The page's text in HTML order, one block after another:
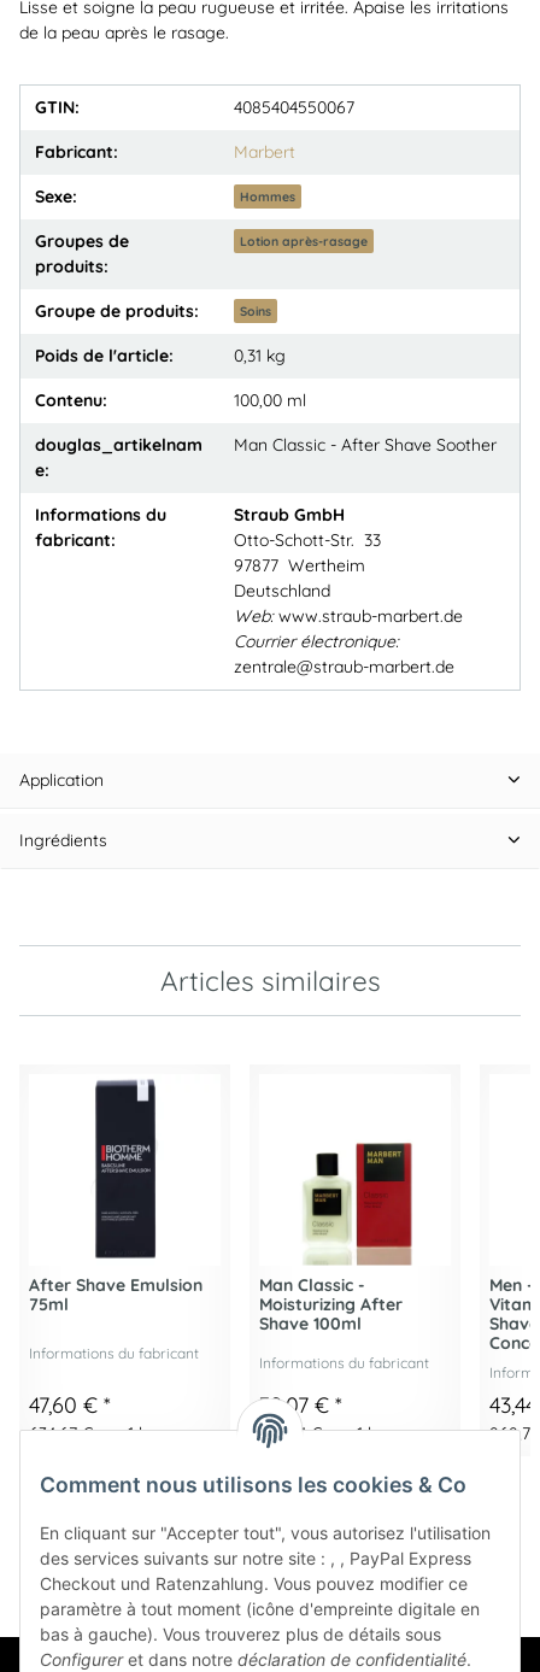
Lisse et soigne la peau rugueuse et irritée. Apaise les irritations
de la peau après le rasage.
GTIN: 4085404550067
Fabricant: Marbert
Sexe: Hommes
Groupes de
produits:
Lotion après-rasage
Groupe de produits: Soins
Poids de l'article: 0,31 kg
Contenu: 100,00 ml
douglas_artikelnam
e:
Man Classic - After Shave Soother
Informations du
fabricant:
Straub GmbH
Otto-Schott-Str. 33
97877 Wertheim
Deutschland
Web:www.straub-marbert.de
Courrier électronique:
zentrale@straub-marbert.de
Application
Ingrédients
Articles similaires
After Shave Emulsion
75ml
Informations du fabricant
47,60 € *
634,67 € par 1 l
Man Classic -
Moisturizing After
Shave 100ml
Informations du fabricant
32,07 € *
320,71 € par 1 l
Men
Comment nous utilisons les cookies & Co
En cliquant sur "Accepter tout", vous autorisez l'utilisation
des services suivants sur notre site : , , PayPal Express
Checkout und Ratenzahlung. Vous pouvez modifier ce
paramètre à tout moment (icône d'empreinte digitale en
bas à gauche). Vous trouverez plus de détails sous
Configureret dans notre déclaration de confidentialité.